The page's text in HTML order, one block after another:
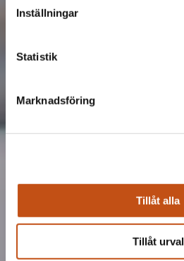
Inställningar
Statistik
Marknadsföring
Tillåt alla
Tillåt urval